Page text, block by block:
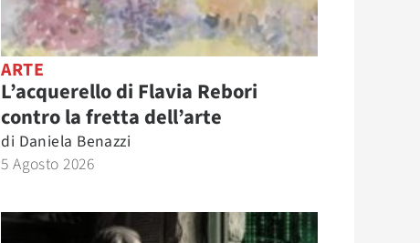
ARTE
L’acquerello di Flavia Rebori
contro la fretta dell’arte
di Daniela Benazzi
5 Agosto 2026